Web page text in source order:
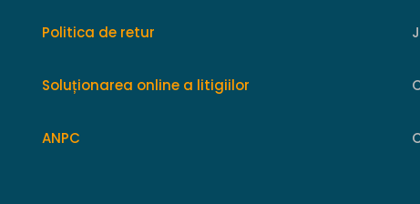
Politica de retur
Soluționarea online a litigiilor
ANPC